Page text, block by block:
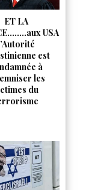
ET LA
USA
est
à
les
du